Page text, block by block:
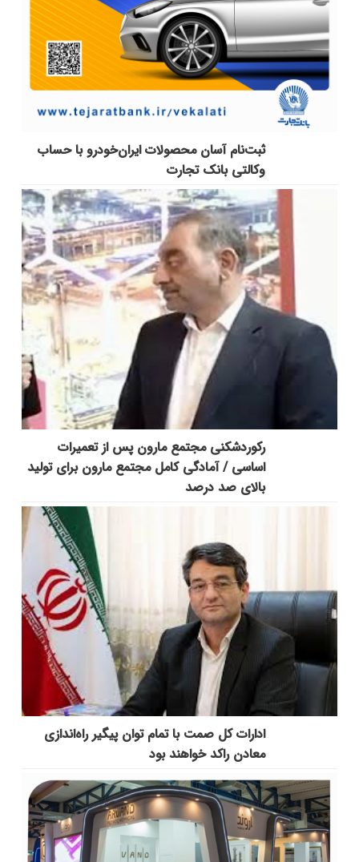
ثبت‌نام آسان محصولات ایران‌خودرو با حساب
وکالتی بانک تجارت
رکوردشکنی مجتمع مارون پس از تعمیرات
اساسی / آمادگی کامل مجتمع مارون برای تولید
بالای صد درصد
ادارات کل صمت با تمام توان پیگیر راه‌اندازی
معادن راکد خواهند بود